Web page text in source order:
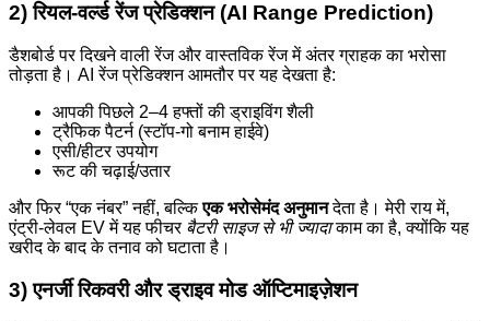
2) रियल-वर्ल्ड रेंज प्रेडिक्शन (AI Range Prediction)
डैशबोर्ड पर दिखने वाली रेंज और वास्तविक रेंज में अंतर ग्राहक का भरोसा
तोड़ता है। AI रेंज प्रेडिक्शन आमतौर पर यह देखता है:
आपकी पिछले 2–4 हफ्तों की ड्राइविंग शैली
ट्रैफिक पैटर्न (स्टॉप-गो बनाम हाईवे)
एसी/हीटर उपयोग
रूट की चढ़ाई/उतार
और फिर “एक नंबर” नहीं, बल्किएक भरोसेमंद अनुमानदेता है। मेरी राय में,
एंट्री-लेवल EV में यह फीचर बैटरी साइज से भी ज्यादाकाम का है, क्योंकि यह
खरीद के बाद के तनाव को घटाता है।
3) एनर्जी रिकवरी और ड्राइव मोड ऑप्टिमाइज़ेशन